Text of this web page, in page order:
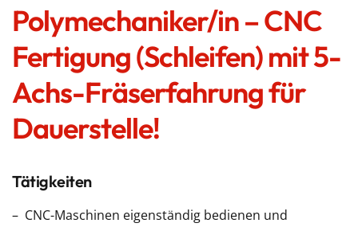
Polymechaniker/in – CNC
Fertigung (Schleifen) mit 5-
Achs-Fräserfahrung für
Dauerstelle!
Tätigkeiten
CNC-Maschinen eigenständig bedienen und